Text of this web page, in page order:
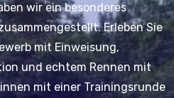
wir ein besonderes
Erleben Sie
mit Einweisung,
und echtem Rennen mit
mit einer Trainingsrunde